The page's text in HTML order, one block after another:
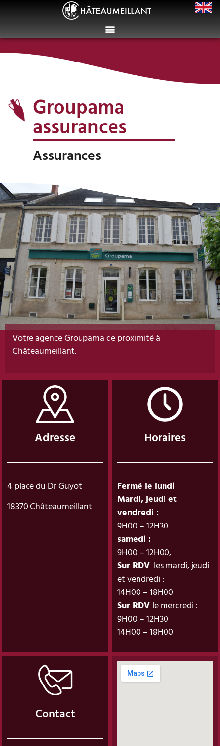
Groupama
assurances
Assurances
Votre agence Groupama de proximité à
Châteaumeillant.
Adresse
4 place du Dr Guyot
18370 Châteaumeillant
Horaires
Fermé le lundi
Mardi, jeudi et
vendredi :
9H00 – 12H30
samedi :
9H00 – 12H00,
Sur RDV les mardi, jeudi
et vendredi :
14H00 – 18H00
Sur RDV le mercredi :
9H00 – 12H30
14H00 – 18H00
Contact